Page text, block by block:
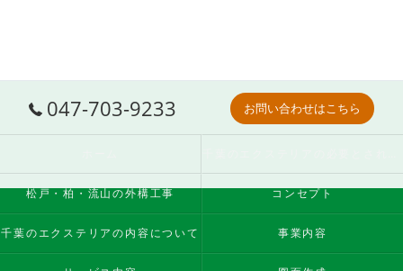
047-703-9233 お問い合わせはこちら
松戸・柏・流山の外構工事 コンセプト
千葉のエクステリアの内容について 事業内容